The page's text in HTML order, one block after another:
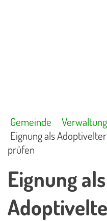
Gemeinde
Verwaltung
Eignung als
prüfen
Eignung als